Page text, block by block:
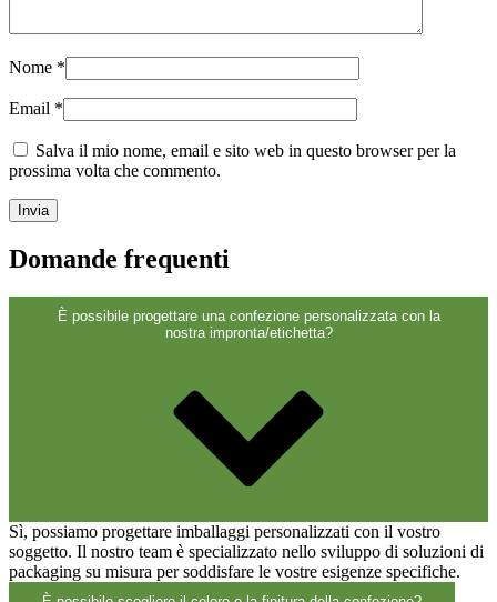
Spruzzatore(18)
Serbatoi(2)
Chiusure
Bottiglie di vino e bottiglie di
champagne(83)
Nome *
Email *
Salva il mio nome, email e sito web in questo browser per la
prossima volta che commento.
Domande frequenti
È possibile progettare una confezione personalizzata con la
nostra impronta/etichetta?
Sì, possiamo progettare imballaggi personalizzati con il vostro
soggetto. Il nostro team è specializzato nello sviluppo di soluzioni di
packaging su misura per soddisfare le vostre esigenze specifiche.